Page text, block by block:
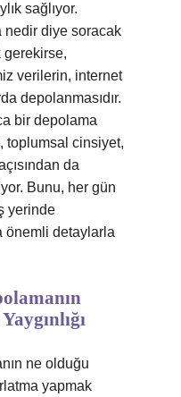
sağlıyor.
nedir diye soracak
gerekirse,
verilerin, internet
depolanmasıdır.
bir depolama
toplumsal cinsiyet,
da
Bunu, her gün
yerinde
önemli detaylarla
ne olduğu
yapmak